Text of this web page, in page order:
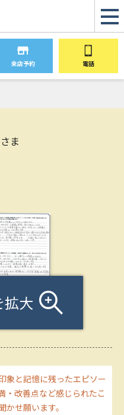
来店予約 電話
ま
拡大
象と記憶に残ったエピソー
・改善点など感じられたこ
かせ願います。